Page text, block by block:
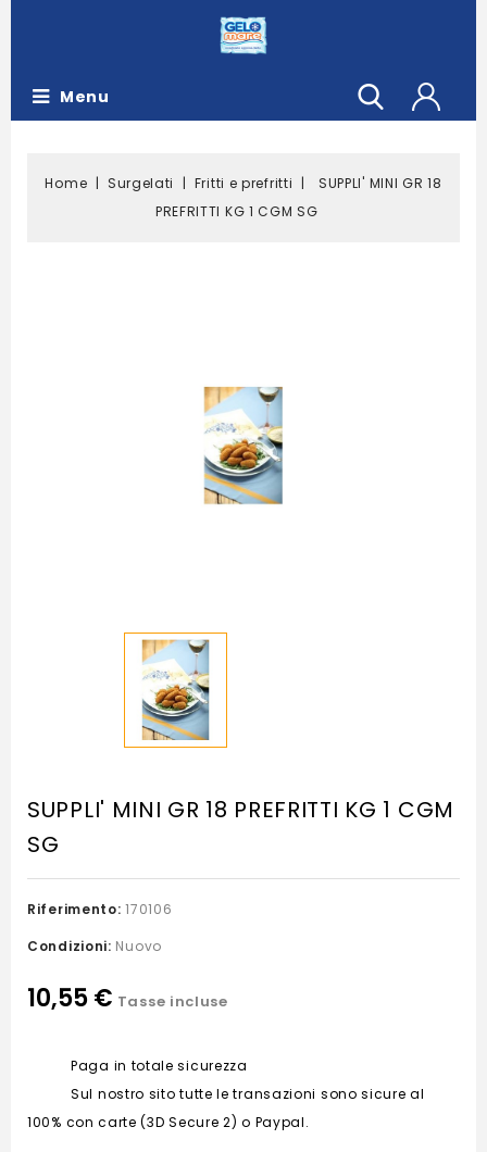
Menu
Home Surgelati Fritti e prefritti
SUPPLI' MINI GR 18
PREFRITTI KG 1 CGM SG
SUPPLI' MINI GR 18 PREFRITTI KG 1 CGM
SG
Riferimento: 170106
Condizioni: Nuovo
10,55 € Tasse incluse
Paga in totale sicurezza
Sul nostro sito tutte le transazioni sono sicure al
100% con carte (3D Secure 2) o Paypal.